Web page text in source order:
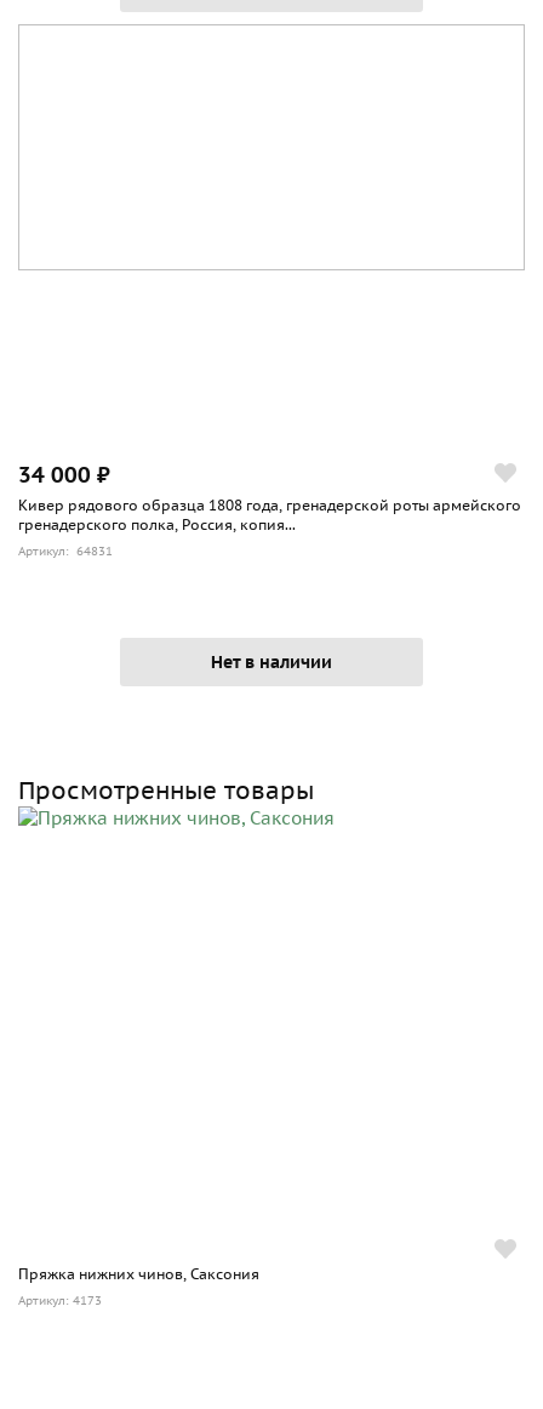
34 000 ₽
Кивер рядового образца 1808 года, гренадерской роты армейского
гренадерского полка, Россия, копия...
Артикул: 64831
Нет в наличии
Просмотренные товары
Пряжка нижних чинов, Саксония
Артикул: 4173